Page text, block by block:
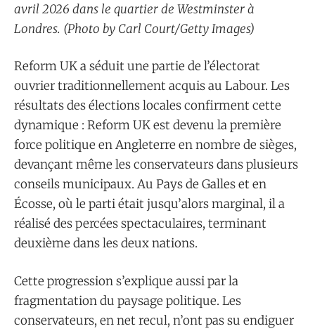
avril 2026 dans le quartier de Westminster à
Londres. (Photo by Carl Court/Getty Images)
Reform UK a séduit une partie de l’électorat
ouvrier traditionnellement acquis au Labour. Les
résultats des élections locales confirment cette
dynamique : Reform UK est devenu la première
force politique en Angleterre en nombre de sièges,
devançant même les conservateurs dans plusieurs
conseils municipaux. Au Pays de Galles et en
Écosse, où le parti était jusqu’alors marginal, il a
réalisé des percées spectaculaires, terminant
deuxième dans les deux nations.
Cette progression s’explique aussi par la
fragmentation du paysage politique. Les
conservateurs, en net recul, n’ont pas su endiguer